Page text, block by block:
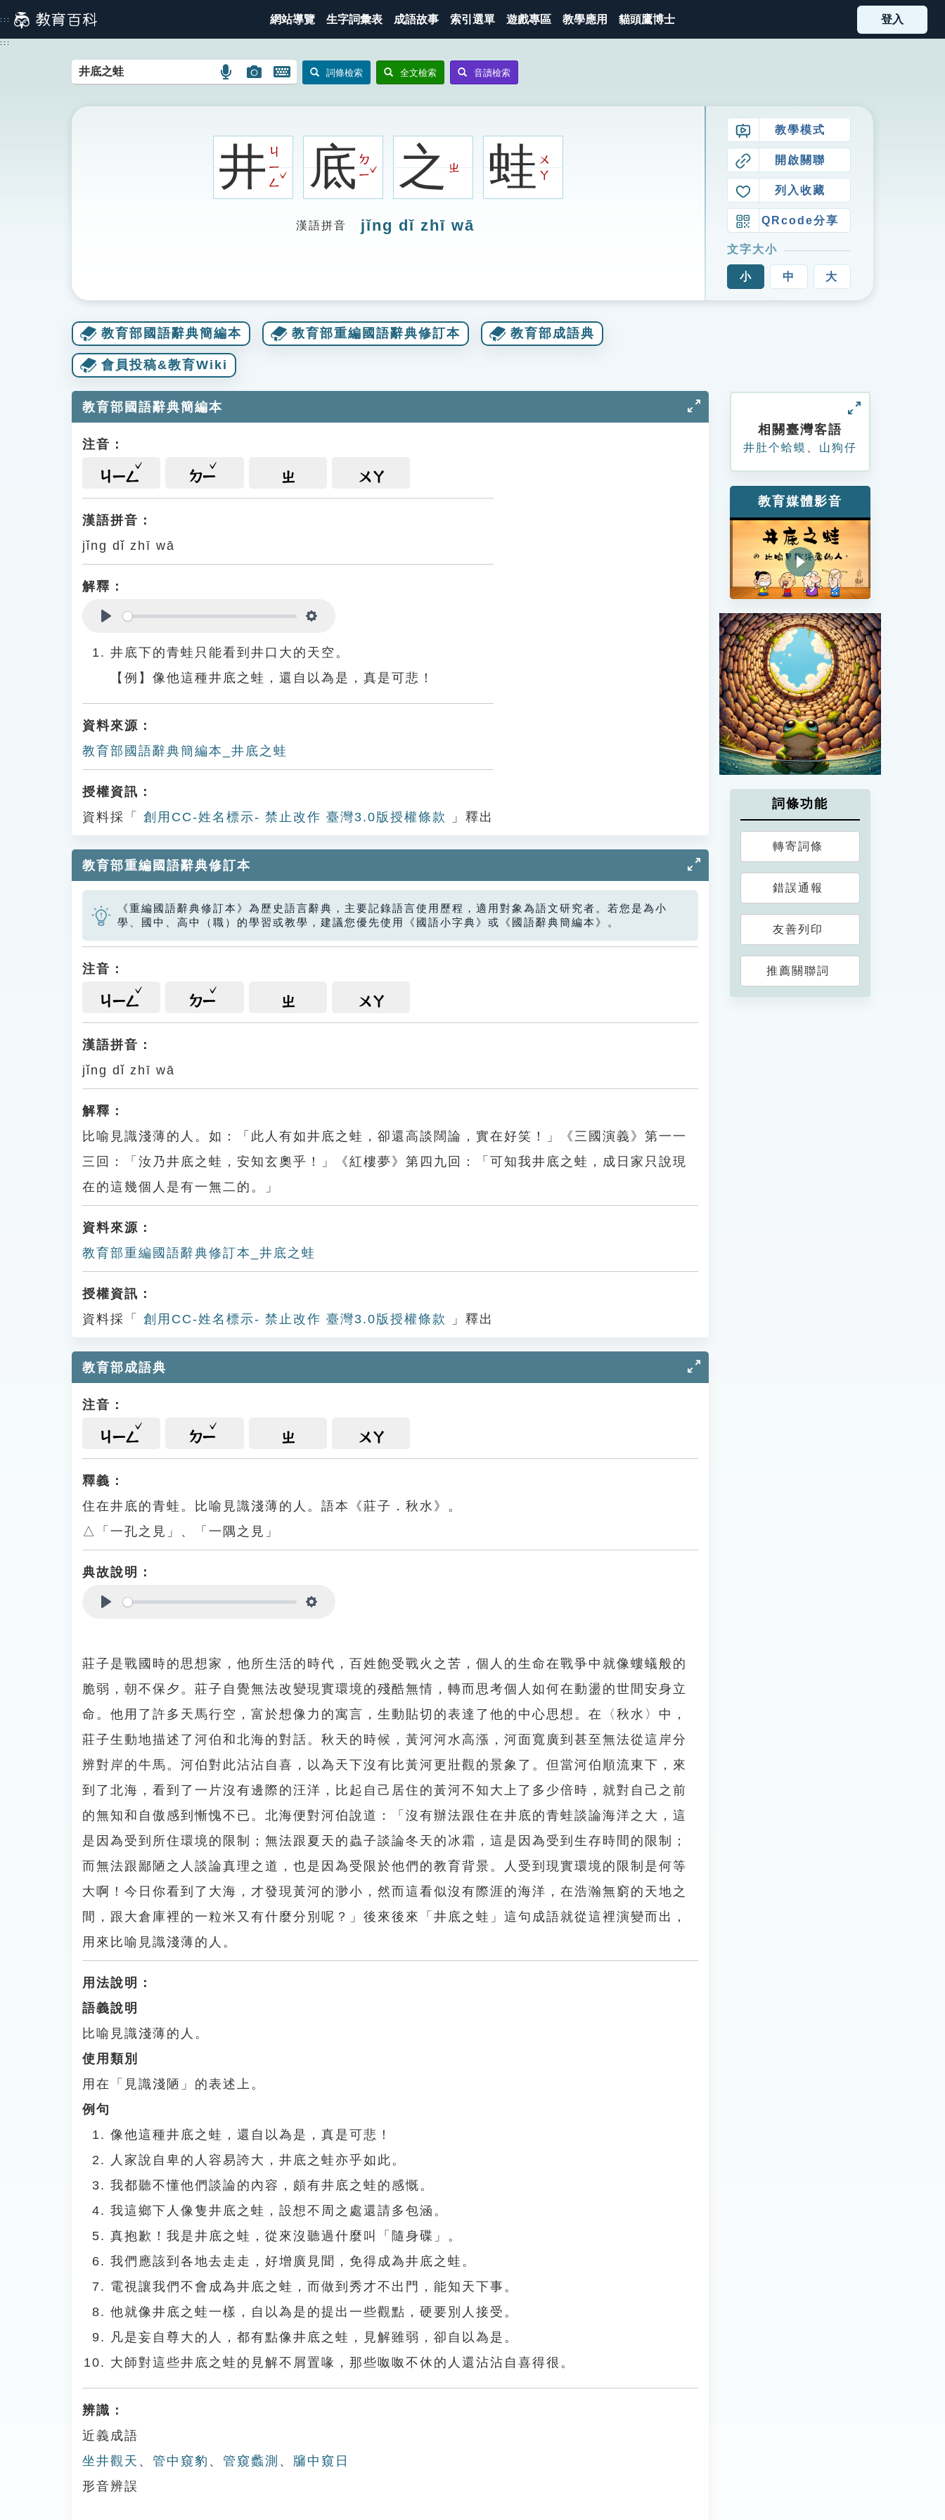
到
主
::: 網站導覽 生字詞彙表 成語故事 索引選單 遊戲專區 教學應用 貓頭鷹博士 登入
:::
語
搜
圖
示
圖
搜
圖
示
開
鍵
圖
詞條檢索 全文檢索 音讀檢索
井ㄐ
ㄧ
ㄥ
ˇ 底ㄉ
ㄧ
ˇ 之ㄓ 蛙ㄨ
ㄚ
漢語拼音 jǐng dǐ zhī wā
教學模式
開啟關聯
列入收藏
QRcode分享
文字大小
小 中 大
教育部國語辭典簡編本 教育部重編國語辭典修訂本 教育部成語典
會員投稿&教育Wiki
教育部國語辭典簡編本
注音：
ㄐㄧㄥ ㄉㄧ ㄓ ㄨㄚ
漢語拼音：
jǐng dǐ zhī wā
解釋：
井底下的青蛙只能看到井口大的天空。
【例】像他這種井底之蛙，還自以為是，真是可悲！
資料來源：
教育部國語辭典簡編本_井底之蛙
授權資訊：
資料採「
創用CC-姓名標示- 禁止改作 臺灣3.0版授權條款 」釋出
教育部重編國語辭典修訂本
《重編國語辭典修訂本》為歷史語言辭典，主要記錄語言使用歷程，適用對象為語文研究者。若您是為小
學、國中、高中（職）的學習或教學，建議您優先使用《國語小字典》或《國語辭典簡編本》。
注音：
ㄐㄧㄥ ㄉㄧ ㄓ ㄨㄚ
漢語拼音：
jǐng dǐ zhī wā
解釋：
比喻見識淺薄的人。如：「此人有如井底之蛙，卻還高談闊論，實在好笑！」《三國演義》第一一
三回：「汝乃井底之蛙，安知玄奧乎！」《紅樓夢》第四九回：「可知我井底之蛙，成日家只說現
在的這幾個人是有一無二的。」
資料來源：
教育部重編國語辭典修訂本_井底之蛙
授權資訊：
資料採「
創用CC-姓名標示- 禁止改作 臺灣3.0版授權條款 」釋出
教育部成語典
注音：
ㄐㄧㄥ ㄉㄧ ㄓ ㄨㄚ
釋義：
住在井底的青蛙。比喻見識淺薄的人。語本《莊子．秋水》。
△「一孔之見」、「一隅之見」
典故說明：
莊子是戰國時的思想家，他所生活的時代，百姓飽受戰火之苦，個人的生命在戰爭中就像螻蟻般的
脆弱，朝不保夕。莊子自覺無法改變現實環境的殘酷無情，轉而思考個人如何在動盪的世間安身立
命。他用了許多天馬行空，富於想像力的寓言，生動貼切的表達了他的中心思想。在〈秋水〉中，
莊子生動地描述了河伯和北海的對話。秋天的時候，黃河河水高漲，河面寬廣到甚至無法從這岸分
辨對岸的牛馬。河伯對此沾沾自喜，以為天下沒有比黃河更壯觀的景象了。但當河伯順流東下，來
到了北海，看到了一片沒有邊際的汪洋，比起自己居住的黃河不知大上了多少倍時，就對自己之前
的無知和自傲感到慚愧不已。北海便對河伯說道：「沒有辦法跟住在井底的青蛙談論海洋之大，這
是因為受到所住環境的限制；無法跟夏天的蟲子談論冬天的冰霜，這是因為受到生存時間的限制；
而無法跟鄙陋之人談論真理之道，也是因為受限於他們的教育背景。人受到現實環境的限制是何等
大啊！今日你看到了大海，才發現黃河的渺小，然而這看似沒有際涯的海洋，在浩瀚無窮的天地之
間，跟大倉庫裡的一粒米又有什麼分別呢？」後來後來「井底之蛙」這句成語就從這裡演變而出，
用來比喻見識淺薄的人。
用法說明：
語義說明
比喻見識淺薄的人。
使用類別
用在「見識淺陋」的表述上。
例句
像他這種井底之蛙，還自以為是，真是可悲！
人家說自卑的人容易誇大，井底之蛙亦乎如此。
我都聽不懂他們談論的內容，頗有井底之蛙的感慨。
我這鄉下人像隻井底之蛙，設想不周之處還請多包涵。
真抱歉！我是井底之蛙，從來沒聽過什麼叫「隨身碟」。
我們應該到各地去走走，好增廣見聞，免得成為井底之蛙。
電視讓我們不會成為井底之蛙，而做到秀才不出門，能知天下事。
他就像井底之蛙一樣，自以為是的提出一些觀點，硬要別人接受。
凡是妄自尊大的人，都有點像井底之蛙，見解雖弱，卻自以為是。
大師對這些井底之蛙的見解不屑置喙，那些呶呶不休的人還沾沾自喜得很。
辨識：
近義成語
坐井觀天 、 管中窺豹 、 管窺蠡測 、 牖中窺日
形音辨誤
相關臺灣客語
井肚个蛤蟆 山狗仔
教育媒體影音
詞條功能
轉寄詞條
錯誤通報
友善列印
推薦關聯詞